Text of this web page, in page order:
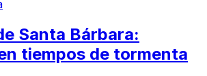
Santa Bárbara:
tiempos de tormenta